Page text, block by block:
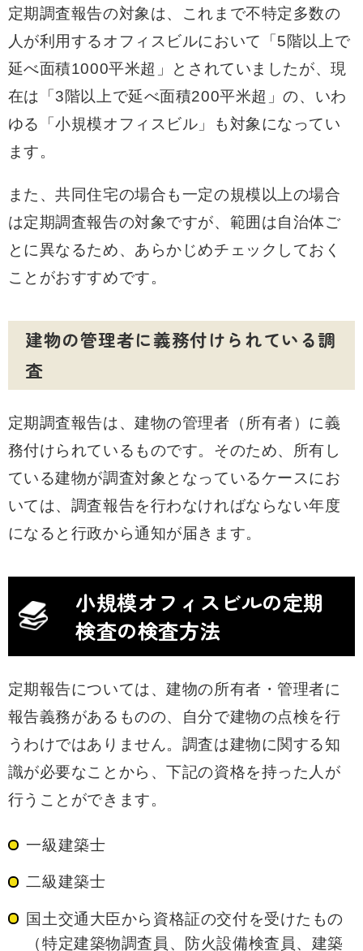
定期調査報告の対象は、これまで不特定多数の
人が利用するオフィスビルにおいて「5階以上で
延べ面積1000平米超」とされていましたが、現
在は「3階以上で延べ面積200平米超」の、いわ
ゆる「小規模オフィスビル」も対象になってい
ます。
また、共同住宅の場合も一定の規模以上の場合
は定期調査報告の対象ですが、範囲は自治体ご
とに異なるため、あらかじめチェックしておく
ことがおすすめです。
建物の管理者に義務付けられている調
査
定期調査報告は、建物の管理者（所有者）に義
務付けられているものです。そのため、所有し
ている建物が調査対象となっているケースにお
いては、調査報告を行わなければならない年度
になると行政から通知が届きます。
小規模オフィスビルの定期
検査の検査方法
定期報告については、建物の所有者・管理者に
報告義務があるものの、自分で建物の点検を行
うわけではありません。調査は建物に関する知
識が必要なことから、下記の資格を持った人が
行うことができます。
一級建築士
二級建築士
国土交通大臣から資格証の交付を受けたもの
（特定建築物調査員、防火設備検査員、建築